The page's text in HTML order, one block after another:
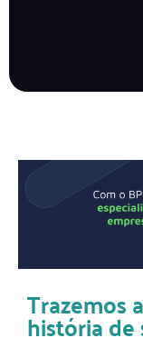
Trazemos
história de